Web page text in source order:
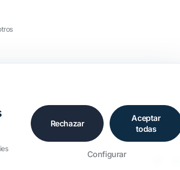
Rechazar
Aceptar
todas
Configurar